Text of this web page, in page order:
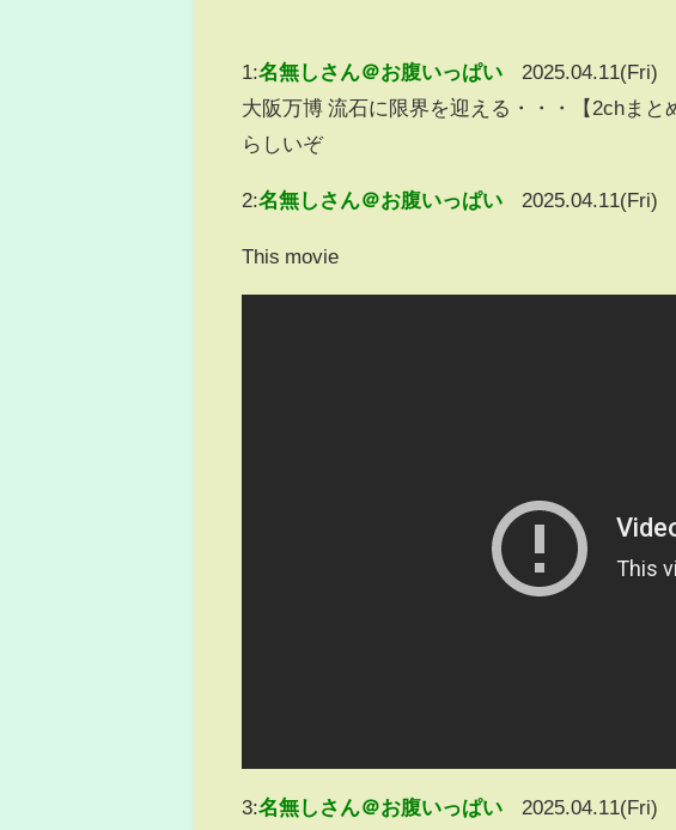
1:名無しさん＠お腹いっぱい
2025.04.11(Fri)
大阪万博 流石に限界を迎える・・・【2chま
らしいぞ
2:名無しさん＠お腹いっぱい 2025.04.11(Fri)
This movie
3:名無しさん＠お腹いっぱい
2025.04.11(Fri)